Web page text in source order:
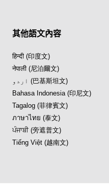
其他語文內容
हिन्दी (印度文)
नेपाली (尼泊爾文)
اردو (巴基斯坦文)
Bahasa Indonesia (印尼文)
Tagalog (菲律賓文)
ภาษาไทย (泰文)
ਪੰਜਾਬੀ (旁遮普文)
Tiếng Việt (越南文)